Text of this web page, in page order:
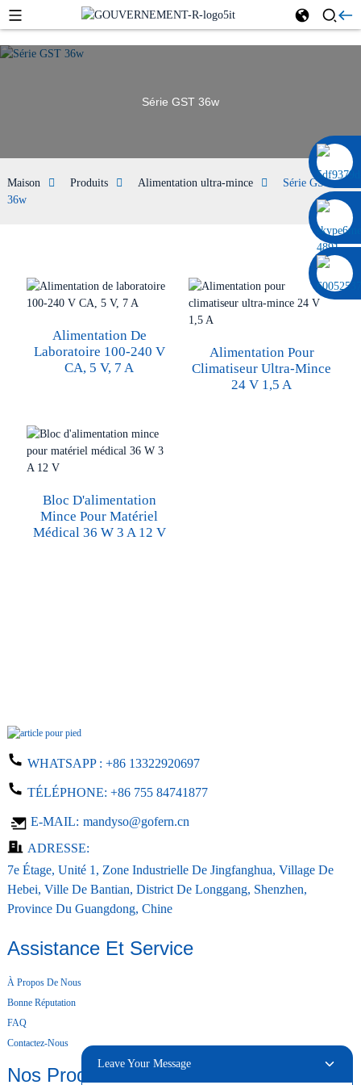
0086 13322920697
Série GST 36w
Maison Produits Alimentation ultra-mince
Série GST
36w
Alimentation De
Laboratoire 100-240 V
CA, 5 V, 7 A
Alimentation Pour
Climatiseur Ultra-Mince
24 V 1,5 A
Bloc D'alimentation
Mince Pour Matériel
Médical 36 W 3 A 12 V
WHATSAPP : +86 13322920697
TÉLÉPHONE: +86 755 84741877
E-MAIL: mandyso@gofern.cn
ADRESSE:
7e Étage, Unité 1, Zone Industrielle De Jingfanghua, Village De
Hebei, Ville De Bantian, District De Longgang, Shenzhen,
Province Du Guangdong, Chine
Assistance Et Service
À Propos De Nous
Bonne Réputation
FAQ
Contactez-Nous
Nos Produits
Leave Your Message